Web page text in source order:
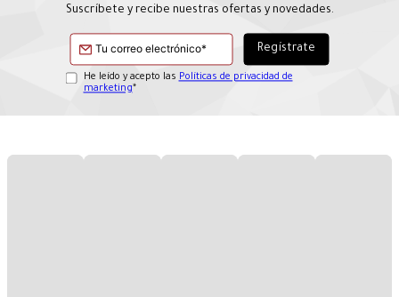
Suscríbete y recibe nuestras ofertas y novedades.
He leído y acepto las Políticas de privacidad de
marketing*